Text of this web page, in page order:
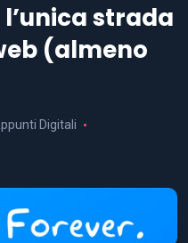
strada
(almeno
Digitali